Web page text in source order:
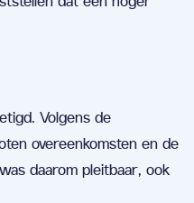
Volgens de
overeenkomsten en de
daarom pleitbaar, ook